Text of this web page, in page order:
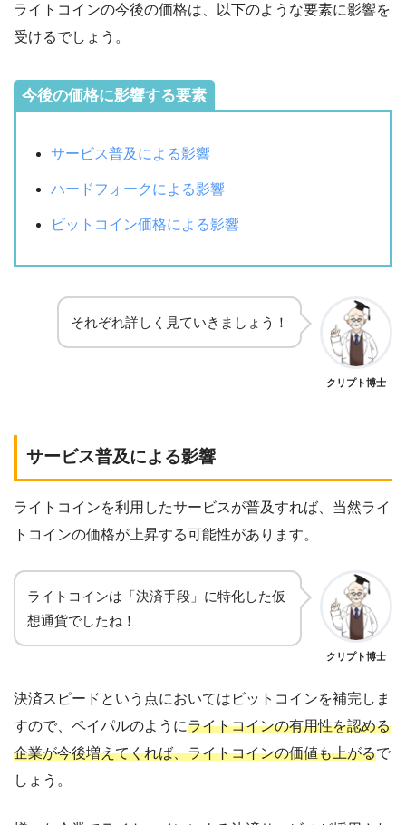
ライトコインの今後の価格は、以下のような要素に影響を
受けるでしょう。
今後の価格に影響する要素
サービス普及による影響
ハードフォークによる影響
ビットコイン価格による影響
それぞれ詳しく見ていきましょう！
クリプト博士
サービス普及による影響
ライトコインを利用したサービスが普及すれば、当然ライ
トコインの価格が上昇する可能性があります。
ライトコインは「決済手段」に特化した仮
想通貨でしたね！
クリプト博士
決済スピードという点においてはビットコインを補完しま
すので、ペイパルのようにライトコインの有用性を認める
企業が今後増えてくれば、ライトコインの価値も上がるで
しょう。